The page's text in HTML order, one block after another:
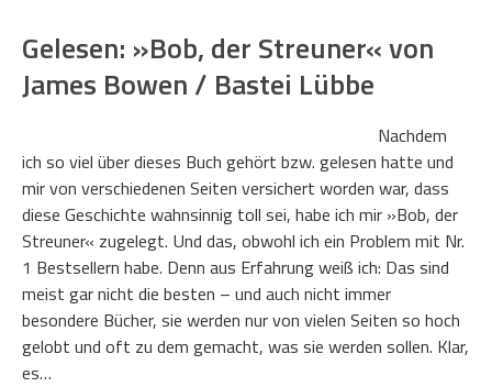
Gelesen: »Bob, der Streuner« von
James Bowen / Bastei Lübbe
Nachdem
ich so viel über dieses Buch gehört bzw. gelesen hatte und
mir von verschiedenen Seiten versichert worden war, dass
diese Geschichte wahnsinnig toll sei, habe ich mir »Bob, der
Streuner« zugelegt. Und das, obwohl ich ein Problem mit Nr.
1 Bestsellern habe. Denn aus Erfahrung weiß ich: Das sind
meist gar nicht die besten – und auch nicht immer
besondere Bücher, sie werden nur von vielen Seiten so hoch
gelobt und oft zu dem gemacht, was sie werden sollen. Klar,
es…